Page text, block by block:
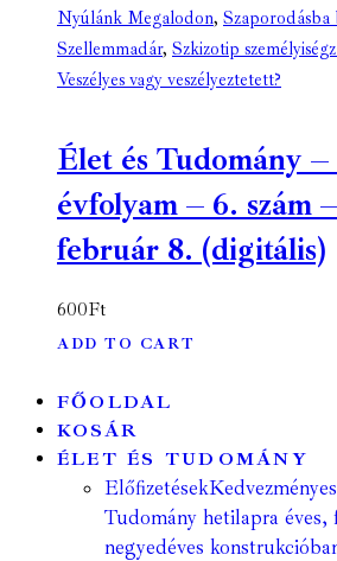
Nyúlánk Megalodon,
Szellemmadár, Szkizotip
Veszélyes vagy veszélyeztetett?
Élet és Tudomány
évfolyam – 6. szám
február 8. (digitális)
600Ft
ADD TO CART
FŐOLDAL
KOSÁR
ÉLET ÉS TUDOMÁNY
Előfizetések
Tudomány hetilapra éves,
negyedéves